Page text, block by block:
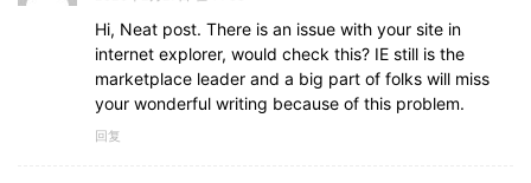
Hi, Neat post. There is an issue with your site in
internet explorer, would check this? IE still is the
marketplace leader and a big part of folks will miss
your wonderful writing because of this problem.
回复